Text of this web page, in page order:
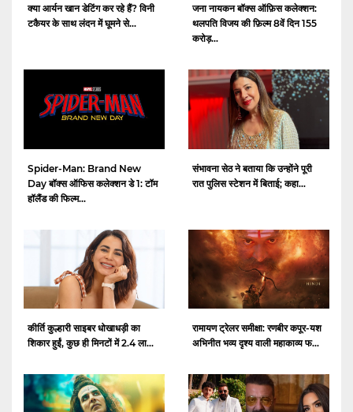
क्या आर्यन खान डेटिंग कर रहे हैं? विनी
टकैयर के साथ लंदन में घूमने से...
जना नायकन बॉक्स ऑफ़िस कलेक्शन:
थलपति विजय की फ़िल्म 8वें दिन 155
करोड़...
Spider-Man: Brand New
Day बॉक्स ऑफिस कलेक्शन डे 1: टॉम
हॉलैंड की फिल्म...
संभावना सेठ ने बताया कि उन्होंने पूरी
रात पुलिस स्टेशन में बिताई; कहा...
कीर्ति कुल्हारी साइबर धोखाधड़ी का
शिकार हुईं, कुछ ही मिनटों में 2.4 ला...
रामायण ट्रेलर समीक्षा: रणबीर कपूर-यश
अभिनीत भव्य दृश्य वाली महाकाव्य फ...